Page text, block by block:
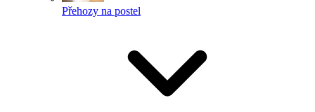
Přehozy na postel